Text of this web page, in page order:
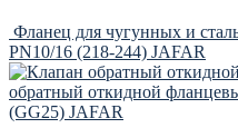
Фланец для чугунных и
PN10/16 (218-244) JAFAR
обратный откидной
(GG25) JAFAR